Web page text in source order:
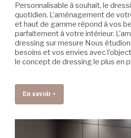
Personnalisable à souhait, le
quotidien. L’aménagement de
et haut de gamme répond à vos
parfaitement à votre intérieur.
dressing sur mesure Nous
besoins et vos envies avec
le concept de dressing le plus en
En savoir +